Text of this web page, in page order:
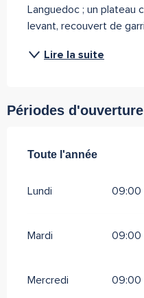
Languedoc ; un plateau
levant, recouvert de
Lire la suite
Périodes d'ouverture
Toute l'année
Toute l'année
Lundi 09:00
Mardi 09:00
Mercredi 09:00